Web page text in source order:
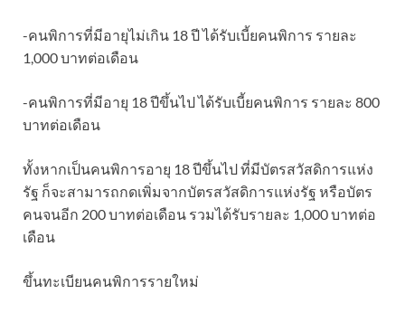
-คนพิการที่มีอายุไม่เกิน 18 ปี ได้รับเบี้ยคนพิการ รายละ
1,000 บาทต่อเดือน
-คนพิการที่มีอายุ 18 ปีขึ้นไป ได้รับเบี้ยคนพิการ รายละ 800
บาทต่อเดือน
ทั้งหากเป็นคนพิการอายุ 18 ปีขึ้นไป ที่มีบัตรสวัสดิการแห่ง
รัฐ ก็จะสามารถกดเพิ่มจากบัตรสวัสดิการแห่งรัฐ หรือบัตร
คนจนอีก 200 บาทต่อเดือน รวมได้รับรายละ 1,000 บาทต่อ
เดือน
ขึ้นทะเบียนคนพิการรายใหม่